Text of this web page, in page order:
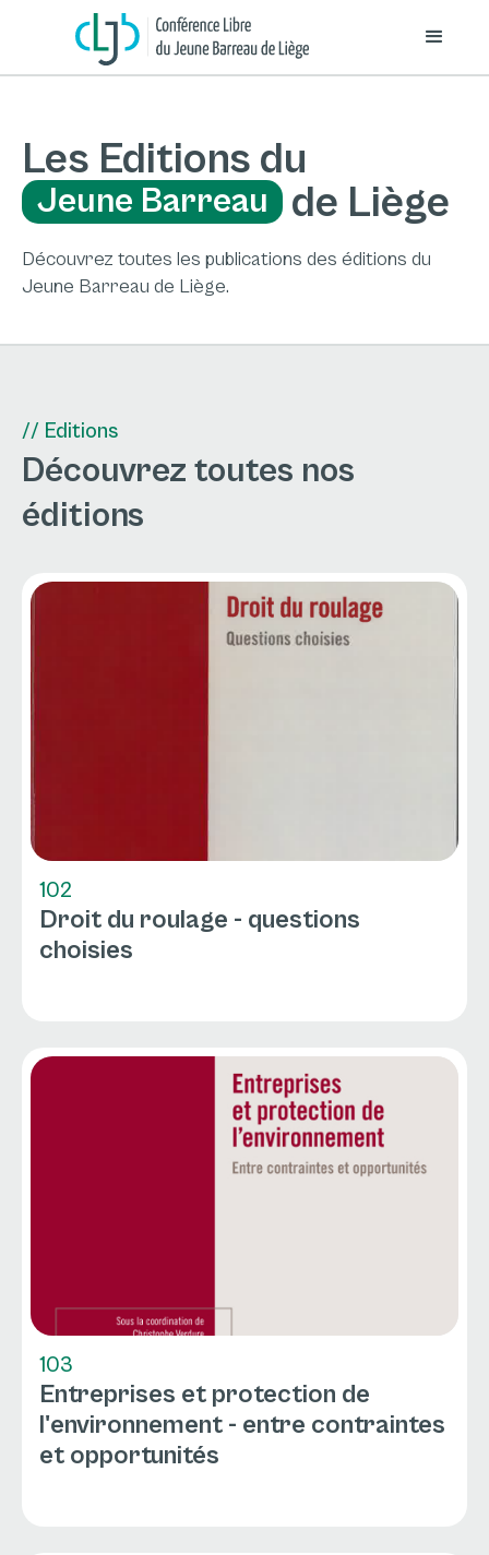
Les Editions du
Jeune Barreau de Liège
Découvrez toutes les publications des éditions du
Jeune Barreau de Liège.
// Editions
Découvrez toutes nos
éditions
102
Droit du roulage - questions
choisies
103
Entreprises et protection de
l'environnement - entre contraintes
et opportunités